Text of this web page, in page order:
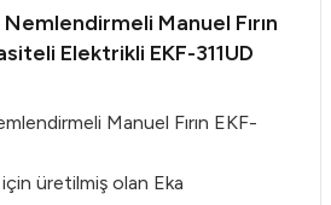
Manuel Fırın
Elektrikli EKF-311UD
Manuel Fırın EKF-
üretilmiş olan Eka